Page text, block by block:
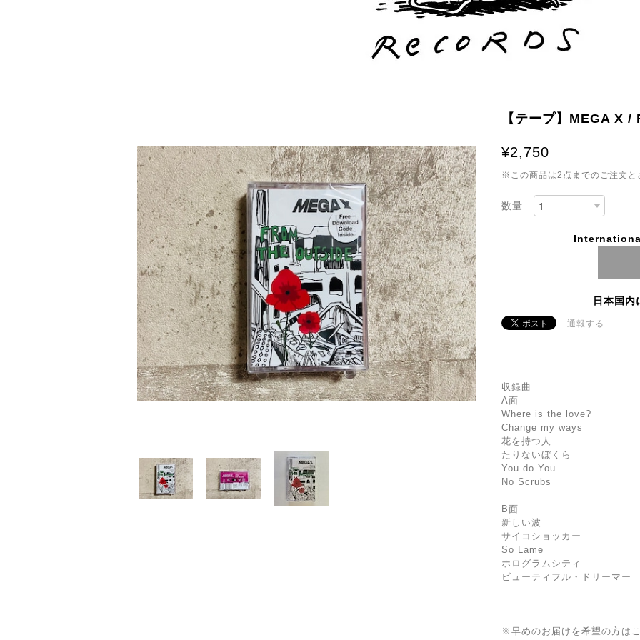
【テープ】MEGA X
¥2,750
※この商品は2点までのご注文と
数量
日本国内
通報する
収録曲
A面
Where is the love?
Change my ways
花を持つ人
たりないぼくら
You do You
No Scrubs
B面
新しい波
サイコショッカー
So Lame
ホログラムシティ
ビューティフル・ドリーマー
※早めのお届けを希望の方は